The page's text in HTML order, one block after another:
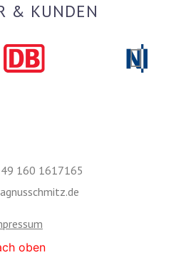
& KUNDEN
160 1617165
oben